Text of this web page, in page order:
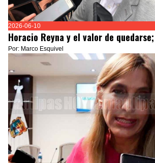
2026-06-10
Horacio Reyna y el valor de
Por: Marco Esquivel